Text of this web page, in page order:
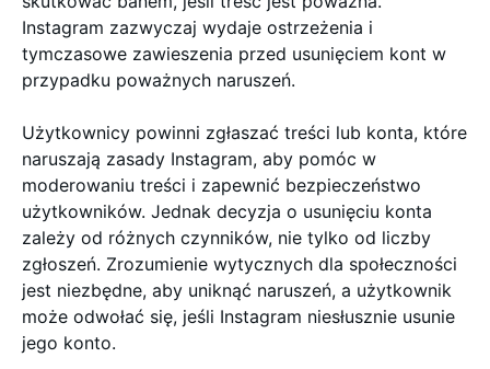
Instagram zazwyczaj wydaje ostrzeżenia i
tymczasowe zawieszenia przed usunięciem kont w
przypadku poważnych naruszeń.
Użytkownicy powinni zgłaszać treści lub konta, które
naruszają zasady Instagram, aby pomóc w
moderowaniu treści i zapewnić bezpieczeństwo
użytkowników. Jednak decyzja o usunięciu konta
zależy od różnych czynników, nie tylko od liczby
zgłoszeń. Zrozumienie wytycznych dla społeczności
jest niezbędne, aby uniknąć naruszeń, a użytkownik
może odwołać się, jeśli Instagram niesłusznie usunie
jego konto.